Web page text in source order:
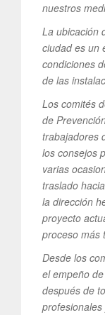
nuestros
La ubicación
ciudad es un
condiciones
de las
Los comités
de
trabajadores
los consejos
varias
traslado
la dirección
proyecto
proceso más
Desde los
el empeño
después de